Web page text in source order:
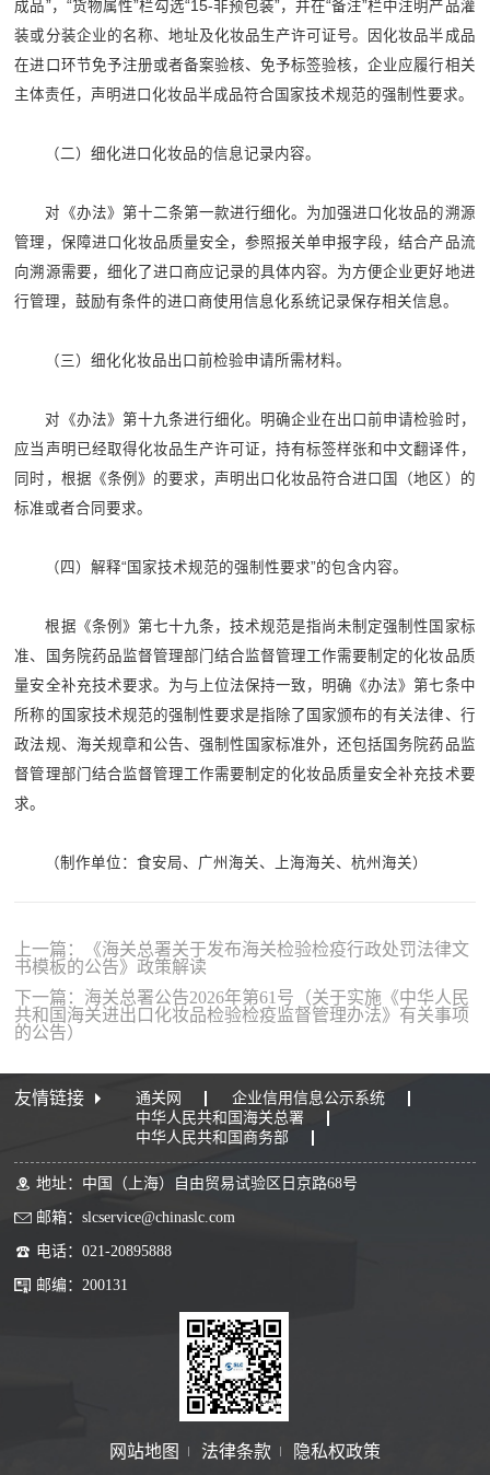
成品”，“货物属性”栏勾选“15-非预包装”，并在“备注”栏中注明产品灌
装或分装企业的名称、地址及化妆品生产许可证号。因化妆品半成品
在进口环节免予注册或者备案验核、免予标签验核，企业应履行相关
主体责任，声明进口化妆品半成品符合国家技术规范的强制性要求。
（二）细化进口化妆品的信息记录内容。
对《办法》第十二条第一款进行细化。为加强进口化妆品的溯源
管理，保障进口化妆品质量安全，参照报关单申报字段，结合产品流
向溯源需要，细化了进口商应记录的具体内容。为方便企业更好地进
行管理，鼓励有条件的进口商使用信息化系统记录保存相关信息。
（三）细化化妆品出口前检验申请所需材料。
对《办法》第十九条进行细化。明确企业在出口前申请检验时，
应当声明已经取得化妆品生产许可证，持有标签样张和中文翻译件，
同时，根据《条例》的要求，声明出口化妆品符合进口国（地区）的
标准或者合同要求。
（四）解释“国家技术规范的强制性要求”的包含内容。
根据《条例》第七十九条，技术规范是指尚未制定强制性国家标
准、国务院药品监督管理部门结合监督管理工作需要制定的化妆品质
量安全补充技术要求。为与上位法保持一致，明确《办法》第七条中
所称的国家技术规范的强制性要求是指除了国家颁布的有关法律、行
政法规、海关规章和公告、强制性国家标准外，还包括国务院药品监
督管理部门结合监督管理工作需要制定的化妆品质量安全补充技术要
求。
（制作单位：食安局、广州海关、上海海关、杭州海关）
上一篇：《海关总署关于发布海关检验检疫行政处罚法律文
书模板的公告》政策解读
下一篇：海关总署公告2026年第61号（关于实施《中华人民
共和国海关进出口化妆品检验检疫监督管理办法》有关事项
的公告）
友情链接 通关网
企业信用信息公示系统
中华人民共和国海关总署
中华人民共和国商务部
地址：中国（上海）自由贸易试验区日京路68号
邮箱：slcservice@chinaslc.com
电话：021-20895888
邮编：200131
网站地图 法律条款 隐私权政策